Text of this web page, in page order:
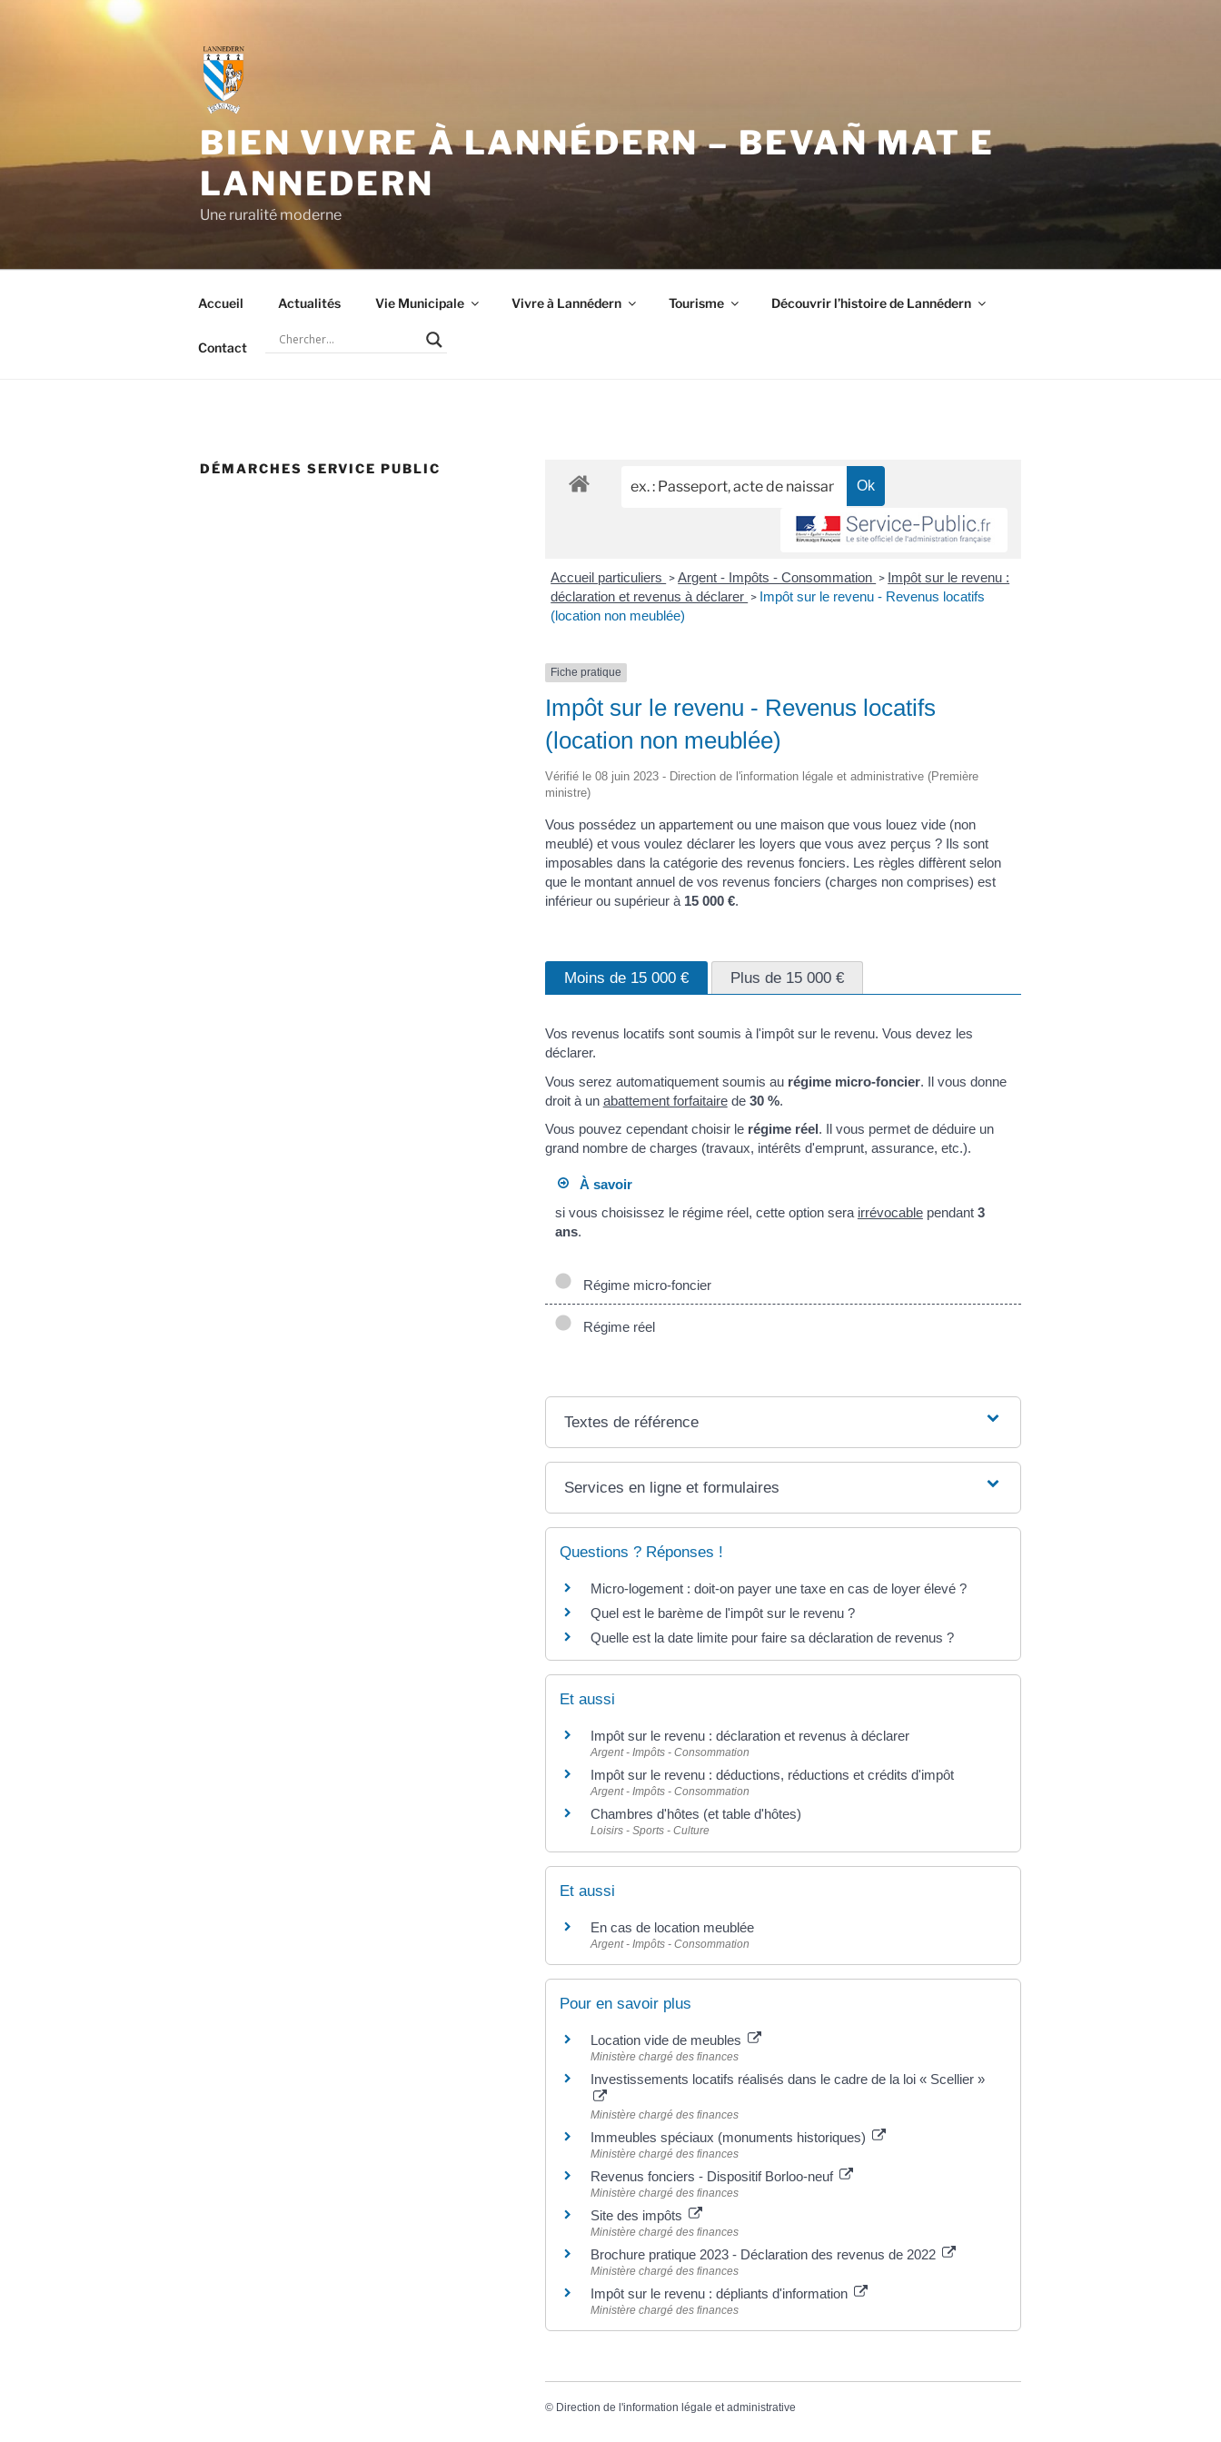
BIEN VIVRE À LANNÉDERN – BEVAÑ MAT E
LANNEDERN
Une ruralité moderne
Accueil Actualités Vie Municipale Vivre à Lannédern Tourisme Découvrir l’histoire de Lannédern
Contact
DÉMARCHES SERVICE PUBLIC
Accueil particuliers >Argent - Impôts - Consommation > Impôt sur le revenu :
déclaration et revenus à déclarer > Impôt sur le revenu - Revenus locatifs
(location non meublée)
Fiche pratique
Impôt sur le revenu - Revenus locatifs
(location non meublée)
Vérifié le 08 juin 2023 - Direction de l'information légale et administrative (Première
ministre)
Vous possédez un appartement ou une maison que vous louez vide (non
meublé) et vous voulez déclarer les loyers que vous avez perçus ? Ils sont
imposables dans la catégorie des revenus fonciers. Les règles diffèrent selon
que le montant annuel de vos revenus fonciers (charges non comprises) est
inférieur ou supérieur à 15 000 €.
Moins de 15 000 € Plus de 15 000 €
Vos revenus locatifs sont soumis à l'impôt sur le revenu. Vous devez les
déclarer.
Vous serez automatiquement soumis au régime micro-foncier. Il vous donne
droit à un abattement forfaitairede 30 %.
Vous pouvez cependant choisir le régime réel. Il vous permet de déduire un
grand nombre de charges (travaux, intérêts d'emprunt, assurance, etc.).
À savoir
si vous choisissez le régime réel, cette option sera irrévocablependant 3
ans.
Régime micro-foncier
Régime réel
Textes de référence
Services en ligne et formulaires
Questions ? Réponses !
Micro-logement : doit-on payer une taxe en cas de loyer élevé ?
Quel est le barème de l'impôt sur le revenu ?
Quelle est la date limite pour faire sa déclaration de revenus ?
Et aussi
Impôt sur le revenu : déclaration et revenus à déclarer
Argent - Impôts - Consommation
Impôt sur le revenu : déductions, réductions et crédits d'impôt
Argent - Impôts - Consommation
Chambres d'hôtes (et table d'hôtes)
Loisirs - Sports - Culture
Et aussi
En cas de location meublée
Argent - Impôts - Consommation
Pour en savoir plus
Location vide de meubles
Ministère chargé des finances
Investissements locatifs réalisés dans le cadre de la loi « Scellier »
Ministère chargé des finances
Immeubles spéciaux (monuments historiques)
Ministère chargé des finances
Revenus fonciers - Dispositif Borloo-neuf
Ministère chargé des finances
Site des impôts
Ministère chargé des finances
Brochure pratique 2023 - Déclaration des revenus de 2022
Ministère chargé des finances
Impôt sur le revenu : dépliants d'information
Ministère chargé des finances
© Direction de l'information légale et administrative